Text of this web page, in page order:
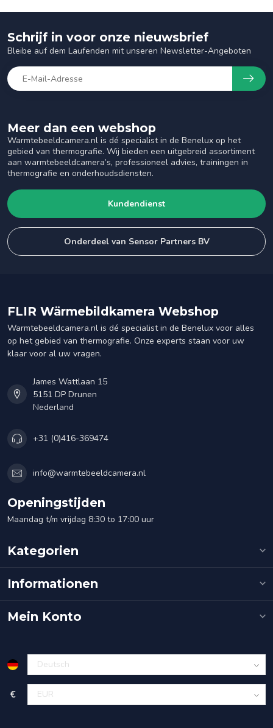
Meer dan een webshop
Warmtebeeldcamera.nl is dé specialist in de Benelux op het
gebied van thermografie. Wij bieden een uitgebreid assortiment
aan warmtebeeldcamera’s, professioneel advies, trainingen in
thermografie en onderhoudsdiensten.
Kundendienst
Onderdeel van Sensor Partners BV
Schrijf in voor onze nieuwsbrief
Bleibe auf dem Laufenden mit unseren Newsletter-Angeboten
FLIR Wärmebildkamera Webshop
Warmtebeeldcamera.nl is dé specialist in de Benelux voor alles
op het gebied van thermografie. Onze experts staan voor uw
klaar voor al uw vragen.
James Wattlaan 15
5151 DP Drunen
Nederland
+31 (0)416-369474
info@warmtebeeldcamera.nl
Openingstijden
Maandag t/m vrijdag 8:30 to 17:00 uur
Kategorien
Informationen
Mein Konto
€